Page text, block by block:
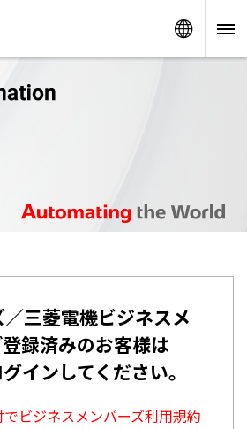
／三菱電機ビジネスメ
録済みのお客様は
インしてください。
ビジネスメンバーズ利用規約